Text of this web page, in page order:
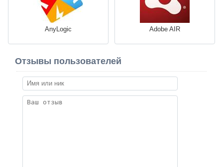
AnyLogic Adobe AIR
Отзывы пользователей